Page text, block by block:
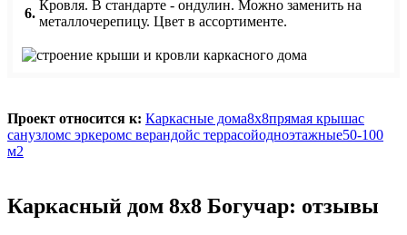
6.
Кровля. В стандарте - ондулин. Можно заменить на
металлочерепицу. Цвет в ассортименте.
Проект относится к: Каркасные дома8х8прямая крышас
санузломс эркеромс верандойс террасойодноэтажные50-100
м2
Каркасный дом 8х8 Богучар: отзывы